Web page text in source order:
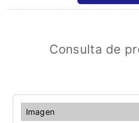
Consulta de